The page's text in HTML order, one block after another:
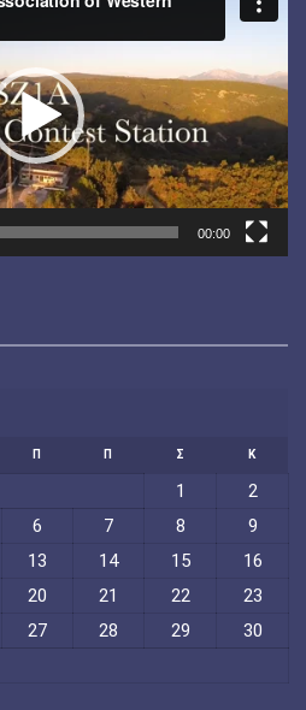
00:00
Π Π Σ Κ
1
2
6 7 8
9
13 14 15
16
20 21 22
23
27 28 29
30